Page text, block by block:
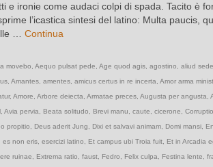
e ironie come audaci colpi di spada. Tacito è
l’icastica sintesi del latino: Multa paucis,
… Continua
movebo Aequo pulsat pede Age quod agis, agostino aliud
, Amantes, amentes, amicus certus in re incerta Amor arma
, Amore Arbore deiecta Armatae preces, Augusta per angusta
, Avia pervia Beata solitudo Brevi manu caute cicerone
propitio Deus aderit Jung Dixi et salvavi animam, Domi mansi,
es non eris, esercizi latino Et campus ubi Troia fuit, Et in Arcadia
ruinae Extrema ratio faust, Fedro Felix culpa Festina lente